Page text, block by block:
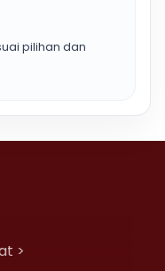
pilihan dan
>